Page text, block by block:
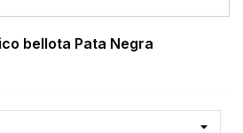
bellota Pata Negra